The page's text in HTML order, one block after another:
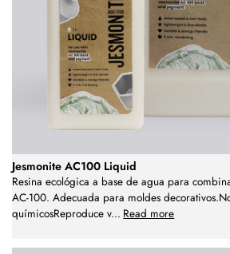
Jesmonite AC100 Liquid
Resina ecológica a base de agua para
AC-100. Adecuada para moldes
químicosReproduce v... Read more